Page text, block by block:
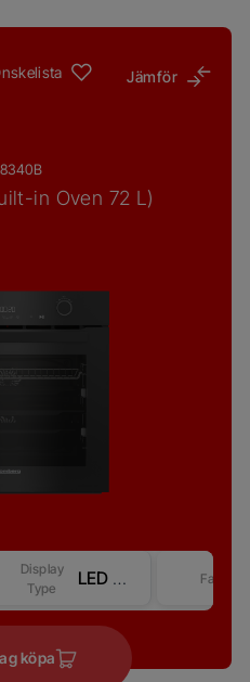
Jämför
in Oven 72 L)
Display
Type
LED Display - Touch&Knob Control Prologue-Beyond DAC Better– Competitive-2 Farge
köpa